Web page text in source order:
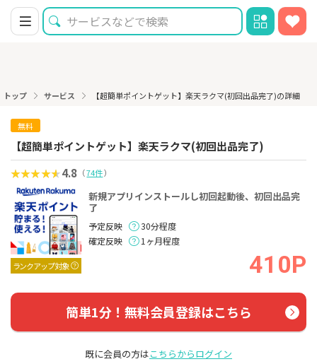
トップ サービス 【超簡単ポイントゲット】楽天ラクマ(初回出品完了)の詳細
無料
【超簡単ポイントゲット】楽天ラクマ(初回出品完了)
4.8 （74件）
ランクアップ対象
新規アプリインストールし初回起動後、初回出品完
了
予定反映
30分程度
確定反映
1ヶ月程度
410P
簡単1分！無料会員登録はこちら
既に会員の方はこちらからログイン